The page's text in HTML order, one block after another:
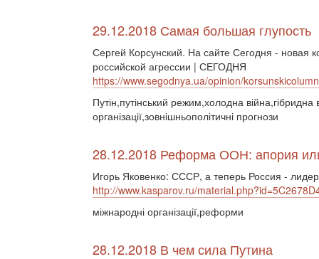
29.12.2018 Самая большая глупость
Сергей Корсунский. На сайте Сегодня - новая
российской агрессии | СЕГОДНЯ
https://www.segodnya.ua/opinion/
Путін,путінський режим,холодна
організації,зовнішньополітичні прогнози
28.12.2018 Реформа ООН: апория
Игорь Яковенко: СССР, а теперь Россия -
http://www.kasparov.ru/
міжнародні організації,реформи
28.12.2018 В чем сила Путина